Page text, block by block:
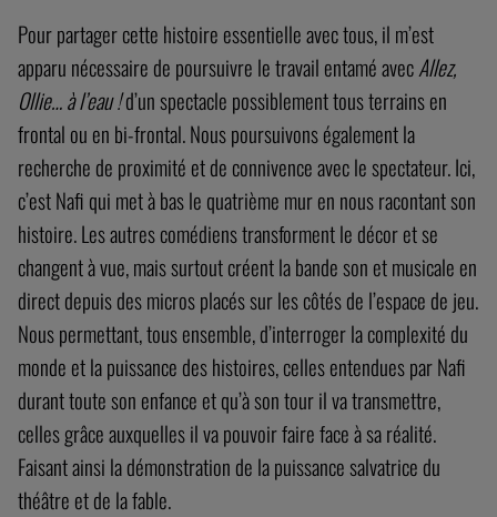
Pour partager cette histoire essentielle avec tous, il m’est
apparu nécessaire de poursuivre le travail entamé avecAllez,
Ollie… à l’eau !d’un spectacle possiblement tous terrains en
frontal ou en bi-frontal. Nous poursuivons également la
recherche de proximité et de connivence avec le spectateur. Ici,
c’est Nafi qui met à bas le quatrième mur en nous racontant son
histoire. Les autres comédiens transforment le décor et se
changent à vue, mais surtout créent la bande son et musicale en
direct depuis des micros placés sur les côtés de l’espace de jeu.
Nous permettant, tous ensemble, d’interroger la complexité du
monde et la puissance des histoires, celles entendues par Nafi
durant toute son enfance et qu’à son tour il va transmettre,
celles grâce auxquelles il va pouvoir faire face à sa réalité.
Faisant ainsi la démonstration de la puissance salvatrice du
théâtre et de la fable.